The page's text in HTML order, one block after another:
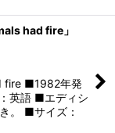
had fire」
fire ■1982年発
英語 ■エディシ
。 ■サイズ：